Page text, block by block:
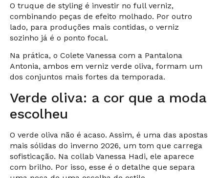
O truque de styling é investir no full verniz,
combinando peças de efeito molhado. Por outro
lado, para produções mais contidas, o verniz
sozinho já é o ponto focal.
Na prática, o Colete Vanessa com a Pantalona
Antonia, ambos em verniz verde oliva, formam um
dos conjuntos mais fortes da temporada.
Verde oliva: a cor que a moda
escolheu
O verde oliva não é acaso. Assim, é uma das apostas
mais sólidas do inverno 2026, um tom que carrega
sofisticação. Na collab Vanessa Hadi, ele aparece
com brilho. Por isso, esse é o detalhe que separa